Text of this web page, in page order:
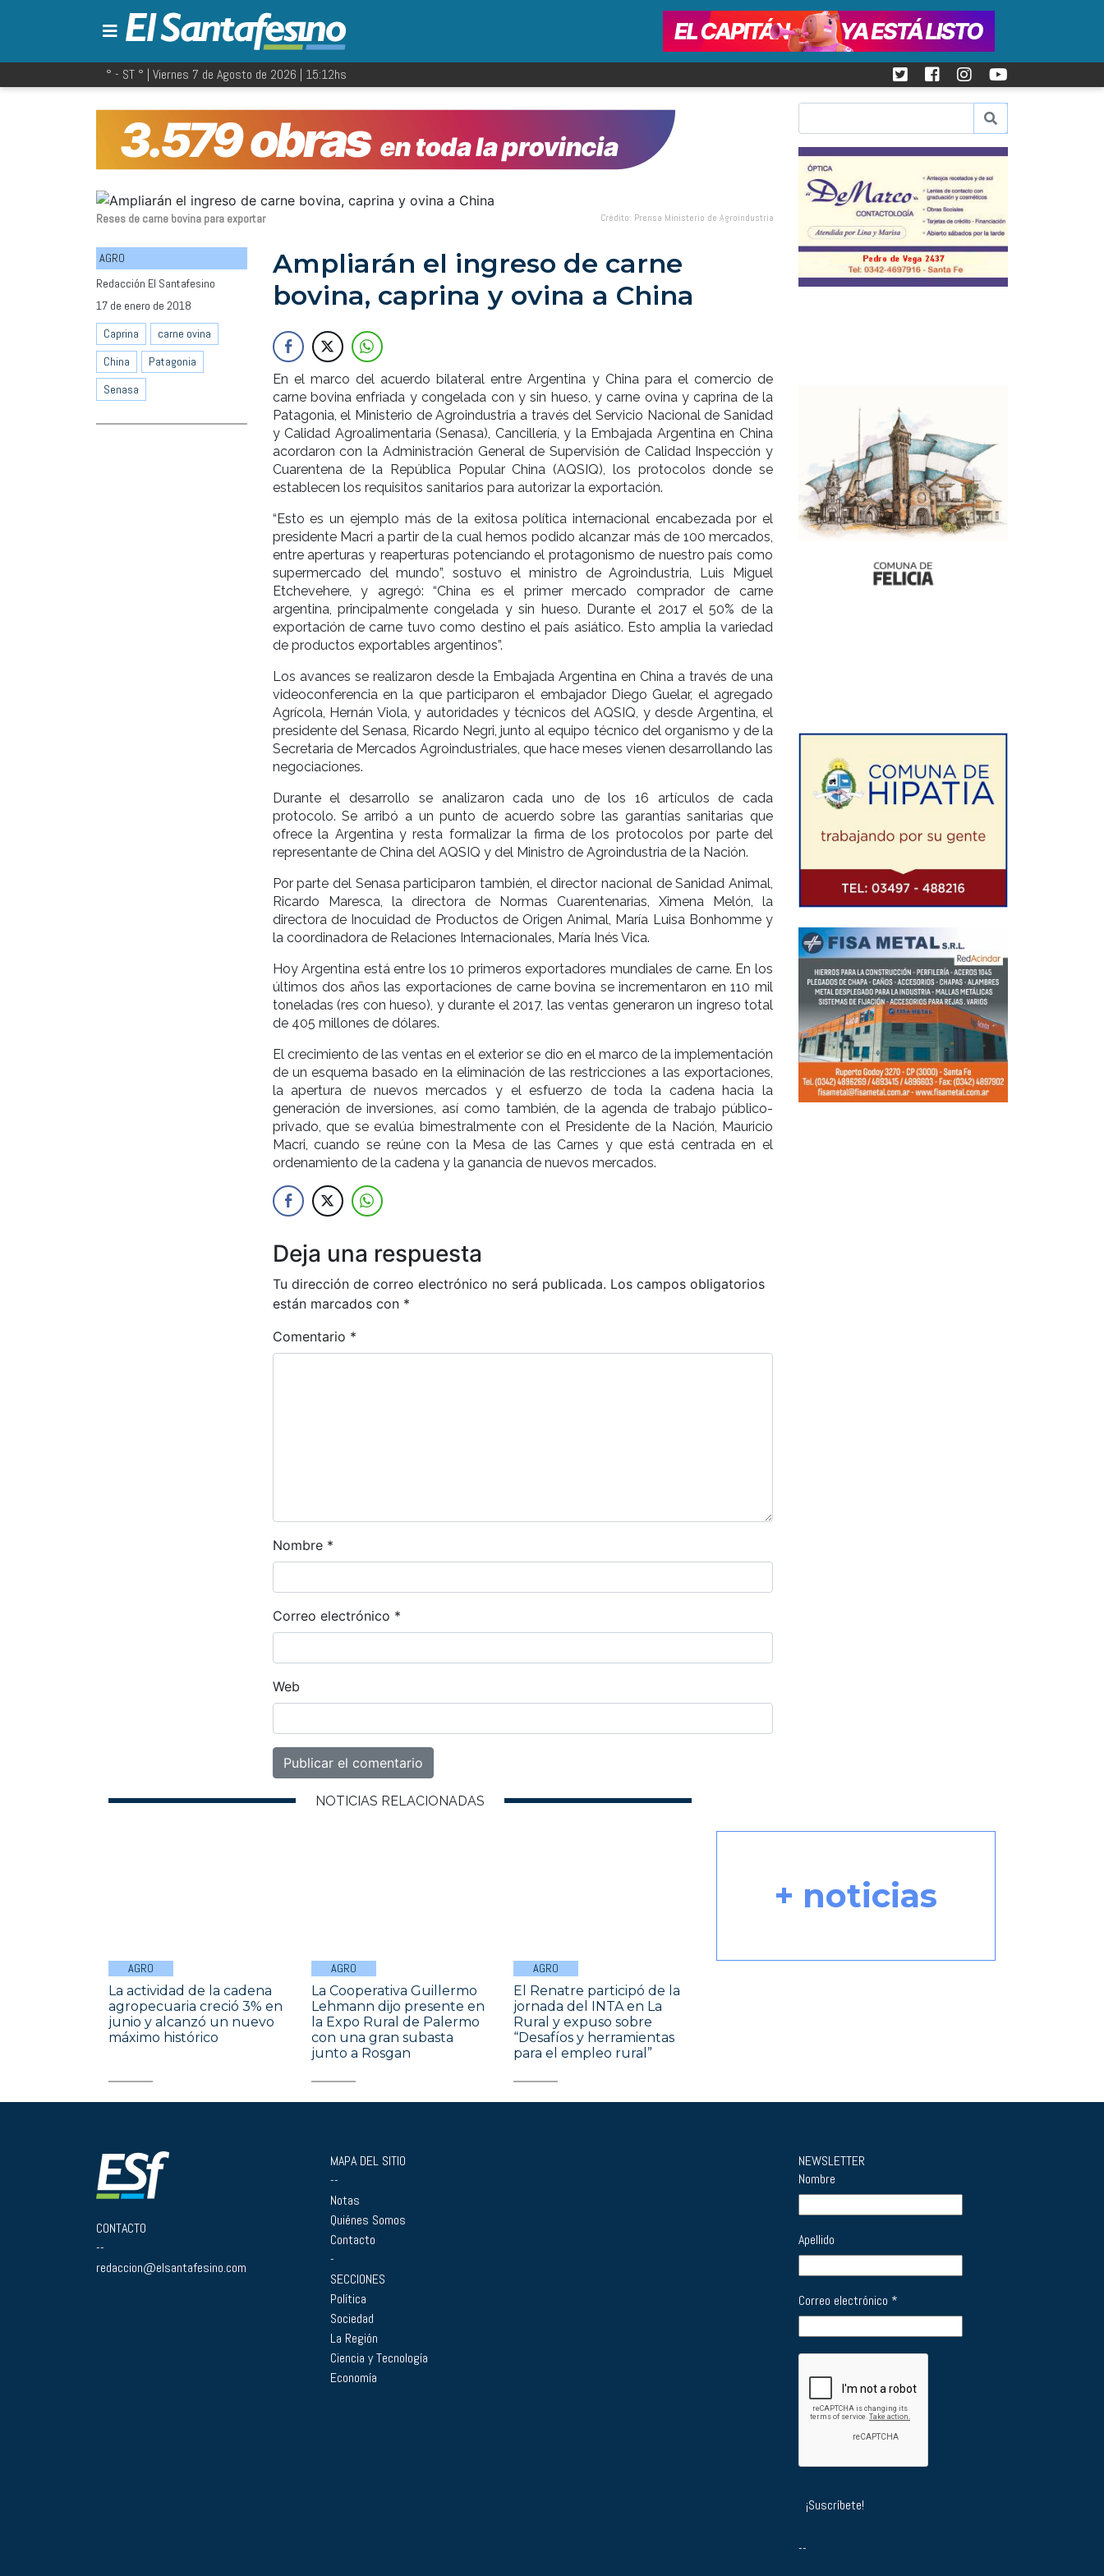
° - ST ° | Viernes 7 de Agosto de 2026 | 15:12hs
Reses de carne bovina para exportar Crédito: Prensa Ministerio de Agroindustria
AGRO
Redacción El Santafesino
17 de enero de 2018
Caprina
carne ovina
China
Patagonia
Senasa
Ampliarán el ingreso de carne
bovina, caprina y ovina a China
En el marco del acuerdo bilateral entre Argentina y China para el comercio de
carne bovina enfriada y congelada con y sin hueso, y carne ovina y caprina de la
Patagonia, el Ministerio de Agroindustria a través del Servicio Nacional de Sanidad
y Calidad Agroalimentaria (Senasa), Cancillería, y la Embajada Argentina en China
acordaron con la Administración General de Supervisión de Calidad Inspección y
Cuarentena de la República Popular China (AQSIQ), los protocolos donde se
establecen los requisitos sanitarios para autorizar la exportación.
“Esto es un ejemplo más de la exitosa política internacional encabezada por el
presidente Macri a partir de la cual hemos podido alcanzar más de 100 mercados,
entre aperturas y reaperturas potenciando el protagonismo de nuestro país como
supermercado del mundo”, sostuvo el ministro de Agroindustria, Luis Miguel
Etchevehere, y agregó: “China es el primer mercado comprador de carne
argentina, principalmente congelada y sin hueso. Durante el 2017 el 50% de la
exportación de carne tuvo como destino el país asiático. Esto amplia la variedad
de productos exportables argentinos”.
Los avances se realizaron desde la Embajada Argentina en China a través de una
videoconferencia en la que participaron el embajador Diego Guelar, el agregado
Agrícola, Hernán Viola, y autoridades y técnicos del AQSIQ, y desde Argentina, el
presidente del Senasa, Ricardo Negri, junto al equipo técnico del organismo y de la
Secretaria de Mercados Agroindustriales, que hace meses vienen desarrollando las
negociaciones.
Durante el desarrollo se analizaron cada uno de los 16 artículos de cada
protocolo. Se arribó a un punto de acuerdo sobre las garantías sanitarias que
ofrece la Argentina y resta formalizar la firma de los protocolos por parte del
representante de China del AQSIQ y del Ministro de Agroindustria de la Nación.
Por parte del Senasa participaron también, el director nacional de Sanidad Animal,
Ricardo Maresca, la directora de Normas Cuarentenarias, Ximena Melón, la
directora de Inocuidad de Productos de Origen Animal, María Luisa Bonhomme y
la coordinadora de Relaciones Internacionales, María Inés Vica.
Hoy Argentina está entre los 10 primeros exportadores mundiales de carne. En los
últimos dos años las exportaciones de carne bovina se incrementaron en 110 mil
toneladas (res con hueso), y durante el 2017, las ventas generaron un ingreso total
de 405 millones de dólares.
El crecimiento de las ventas en el exterior se dio en el marco de la implementación
de un esquema basado en la eliminación de las restricciones a las exportaciones,
la apertura de nuevos mercados y el esfuerzo de toda la cadena hacia la
generación de inversiones, así como también, de la agenda de trabajo público-
privado, que se evalúa bimestralmente con el Presidente de la Nación, Mauricio
Macri, cuando se reúne con la Mesa de las Carnes y que está centrada en el
ordenamiento de la cadena y la ganancia de nuevos mercados.
Deja una respuesta
Tu dirección de correo electrónico no será publicada. Los campos obligatorios
están marcados con *
Comentario *
Nombre *
Correo electrónico *
Web
NOTICIAS RELACIONADAS
AGRO
La actividad de la cadena
agropecuaria creció 3% en
junio y alcanzó un nuevo
máximo histórico
AGRO
La Cooperativa Guillermo
Lehmann dijo presente en
la Expo Rural de Palermo
con una gran subasta
junto a Rosgan
AGRO
El Renatre participó de la
jornada del INTA en La
Rural y expuso sobre
“Desafíos y herramientas
para el empleo rural”
+ noticias
CONTACTO
--
redaccion@elsantafesino.com
MAPA DEL SITIO
--
Notas
Quiénes Somos
Contacto
-
SECCIONES
Política
Sociedad
La Región
Ciencia y Tecnología
Economía
NEWSLETTER
Nombre
Apellido
Correo electrónico *
--